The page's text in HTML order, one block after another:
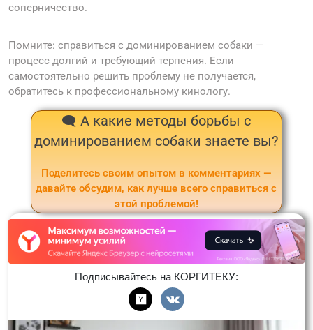
соперничество.
Помните: справиться с доминированием собаки —
процесс долгий и требующий терпения. Если
самостоятельно решить проблему не получается,
обратитесь к профессиональному кинологу.
🗨️ А какие методы борьбы с
доминированием собаки знаете вы?
Поделитесь своим опытом в комментариях —
давайте обсудим, как лучше всего справиться с
этой проблемой!
Подписывайтесь на КОРГИТЕКУ: